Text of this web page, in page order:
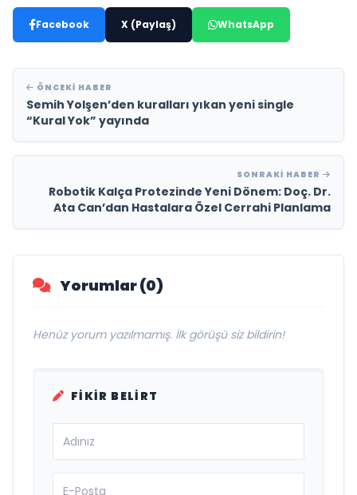
Facebook X (Paylaş) WhatsApp
ÖNCEKI HABER
Semih Yolşen’den kuralları yıkan yeni single
“Kural Yok” yayında
SONRAKI HABER
Robotik Kalça Protezinde Yeni Dönem: Doç. Dr.
Ata Can’dan Hastalara Özel Cerrahi Planlama
Yorumlar (0)
Henüz yorum yazılmamış. İlk görüşü siz bildirin!
FIKIR BELIRT